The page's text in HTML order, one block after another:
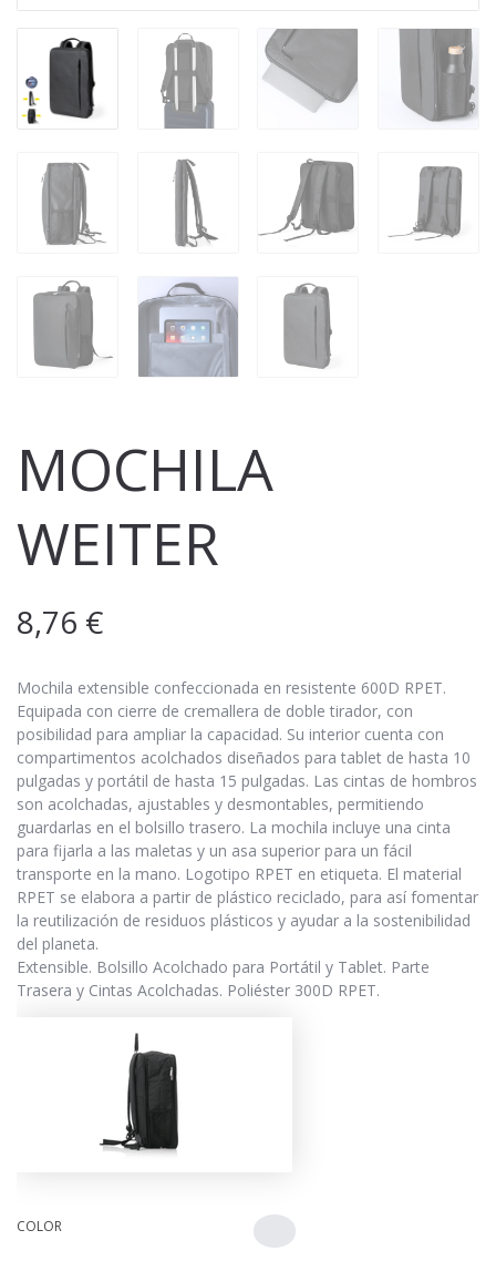
MOCHILA
WEITER
8,76 €
Mochila extensible confeccionada en resistente 600D RPET.
Equipada con cierre de cremallera de doble tirador, con
posibilidad para ampliar la capacidad. Su interior cuenta con
compartimentos acolchados diseñados para tablet de hasta 10
pulgadas y portátil de hasta 15 pulgadas. Las cintas de hombros
son acolchadas, ajustables y desmontables, permitiendo
guardarlas en el bolsillo trasero. La mochila incluye una cinta
para fijarla a las maletas y un asa superior para un fácil
transporte en la mano. Logotipo RPET en etiqueta. El material
RPET se elabora a partir de plástico reciclado, para así fomentar
la reutilización de residuos plásticos y ayudar a la sostenibilidad
del planeta.
Extensible. Bolsillo Acolchado para Portátil y Tablet. Parte
Trasera y Cintas Acolchadas. Poliéster 300D RPET.
COLOR